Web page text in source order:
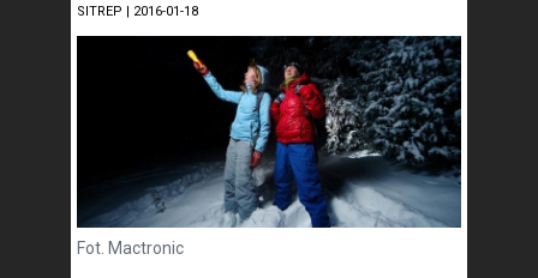
SITREP | 2016-01-18
Fot. Mactronic